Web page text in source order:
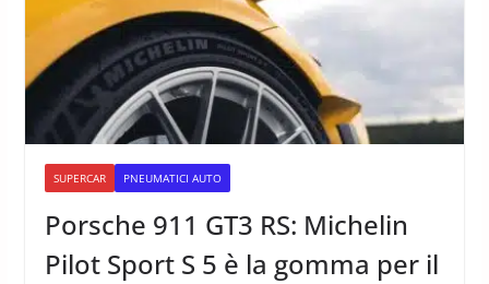
SUPERCAR PNEUMATICI AUTO
Porsche 911 GT3 RS: Michelin
Pilot Sport S 5 è la gomma per il